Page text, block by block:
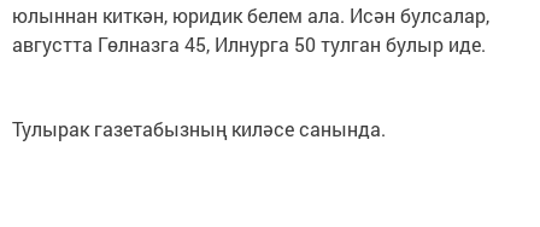
юлыннан киткән, юридик белем ала. Исән булсалар,
августта Гөлназга 45, Илнурга 50 тулган булыр иде.
Тулырак газетабызның киләсе санында.